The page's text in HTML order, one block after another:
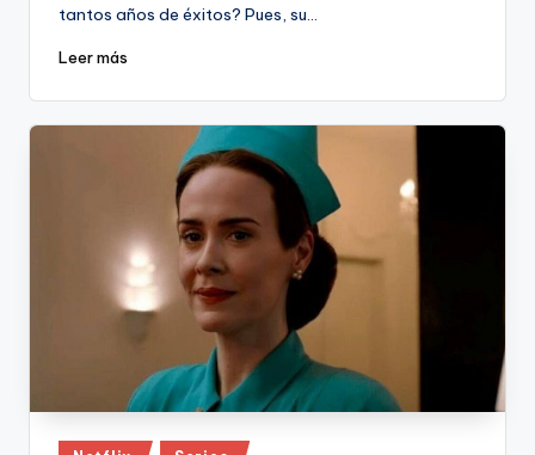
tantos años de éxitos? Pues, su…
Leer más